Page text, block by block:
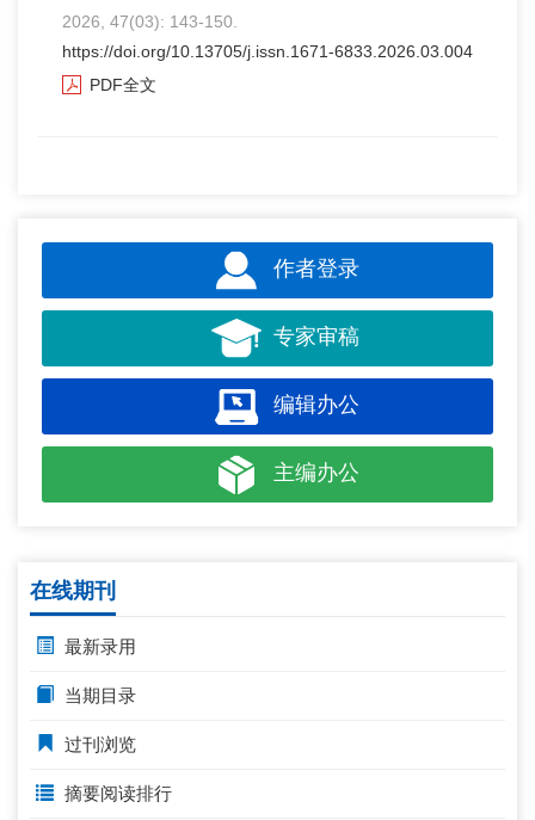
2026, 47(03): 143-150.
https://doi.org/10.13705/j.issn.1671-6833.2026.03.004
PDF全文
作者登录
专家审稿
编辑办公
主编办公
在线期刊
最新录用
当期目录
过刊浏览
摘要阅读排行